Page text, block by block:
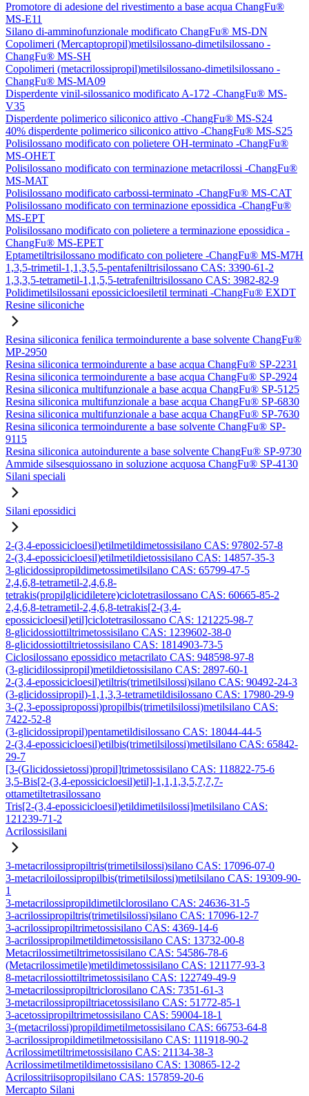
Promotore di adesione del rivestimento a base acqua ChangFu®
MS-E11
Silano di-amminofunzionale modificato ChangFu® MS-DN
Copolimeri (Mercaptopropil)metilsilossano-dimetilsilossano -
ChangFu® MS-SH
Copolimeri (metacrilossipropil)metilsilossano-dimetilsilossano -
ChangFu® MS-MA09
Disperdente vinil-silossanico modificato A-172 -ChangFu® MS-
V35
Disperdente polimerico siliconico attivo -ChangFu® MS-S24
40% disperdente polimerico siliconico attivo -ChangFu® MS-S25
Polisilossano modificato con polietere OH-terminato -ChangFu®
MS-OHET
Polisilossano modificato con terminazione metacrilossi -ChangFu®
MS-MAT
Polisilossano modificato carbossi-terminato -ChangFu® MS-CAT
Polisilossano modificato con terminazione epossidica -ChangFu®
MS-EPT
Polisilossano modificato con polietere a terminazione epossidica -
ChangFu® MS-EPET
Eptametiltrisilossano modificato con polietere -ChangFu® MS-M7H
1,3,5-trimetil-1,1,3,5,5-pentafeniltrisilossano CAS: 3390-61-2
1,3,3,5-tetrametil-1,1,5,5-tetrafeniltrisilossano CAS: 3982-82-9
Polidimetilsilossani epossicicloesiletil terminati -ChangFu® EXDT
Resine siliconiche
Resina siliconica fenilica termoindurente a base solvente ChangFu®
MP-2950
Resina siliconica termoindurente a base acqua ChangFu® SP-2231
Resina siliconica termoindurente a base acqua ChangFu® SP-2924
Resina siliconica multifunzionale a base acqua ChangFu® SP-5125
Resina siliconica multifunzionale a base acqua ChangFu® SP-6830
Resina siliconica multifunzionale a base acqua ChangFu® SP-7630
Resina siliconica termoindurente a base solvente ChangFu® SP-
9115
Resina siliconica autoindurente a base solvente ChangFu® SP-9730
Ammide silsesquiossano in soluzione acquosa ChangFu® SP-4130
Silani speciali
Silani epossidici
2-(3,4-epossicicloesil)etilmetildimetossisilano CAS: 97802-57-8
2-(3,4-epossicicloesil)etilmetildietossisilano CAS: 14857-35-3
3-glicidossipropildimetossimetilsilano CAS: 65799-47-5
2,4,6,8-tetrametil-2,4,6,8-
tetrakis(propilglicidiletere)ciclotetrasilossano CAS: 60665-85-2
2,4,6,8-tetrametil-2,4,6,8-tetrakis[2-(3,4-
epossicicloesil)etil]ciclotetrasilossano CAS: 121225-98-7
8-glicidossiottiltrimetossisilano CAS: 1239602-38-0
8-glicidossiottiltrietossisilano CAS: 1814903-73-5
Ciclosilossano epossidico metacrilato CAS: 948598-97-8
(3-glicidilossipropil)metildietossisilano CAS: 2897-60-1
2-(3,4-epossicicloesil)etiltris(trimetilsilossi)silano CAS: 90492-24-3
(3-glicidossipropil)-1,1,3,3-tetrametildisilossano CAS: 17980-29-9
3-(2,3-epossipropossi)propilbis(trimetilsilossi)metilsilano CAS:
7422-52-8
(3-glicidossipropil)pentametildisilossano CAS: 18044-44-5
2-(3,4-epossicicloesil)etilbis(trimetilsilossi)metilsilano CAS: 65842-
29-7
[3-(Glicidossietossi)propil]trimetossisilano CAS: 118822-75-6
3,5-Bis[2-(3,4-epossicicloesil)etil]-1,1,1,3,5,7,7,7-
ottametiltetrasilossano
Tris[2-(3,4-epossicicloesil)etildimetilsilossi]metilsilano CAS:
121239-71-2
Acrilossisilani
3-metacrilossipropiltris(trimetilsilossi)silano CAS: 17096-07-0
3-metacriloilossipropilbis(trimetilsilossi)metilsilano CAS: 19309-90-
1
3-metacrilossipropildimetilclorosilano CAS: 24636-31-5
3-acrilossipropiltris(trimetilsilossi)silano CAS: 17096-12-7
3-acrilossipropiltrimetossisilano CAS: 4369-14-6
3-acrilossipropilmetildimetossisilano CAS: 13732-00-8
Metacrilossimetiltrimetossisilano CAS: 54586-78-6
(Metacrilossimetile)metildimetossisilano CAS: 121177-93-3
8-metacrilossiottiltrimetossisilano CAS: 122749-49-9
3-metacrilossipropiltriclorosilano CAS: 7351-61-3
3-metacrilossipropiltriacetossisilano CAS: 51772-85-1
3-acetossipropiltrimetossisilano CAS: 59004-18-1
3-(metacrilossi)propildimetilmetossisilano CAS: 66753-64-8
3-acrilossipropildimetilmetossisilano CAS: 111918-90-2
Acrilossimetiltrimetossisilano CAS: 21134-38-3
Acrilossimetilmetildimetossisilano CAS: 130865-12-2
Acrilossitriisopropilsilano CAS: 157859-20-6
Mercapto Silani